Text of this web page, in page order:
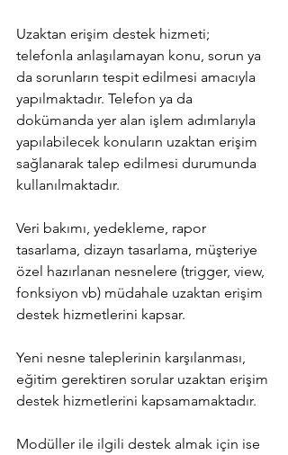
Uzaktan erişim destek hizmeti;
telefonla anlaşılamayan konu, sorun ya
da sorunların tespit edilmesi amacıyla
yapılmaktadır. Telefon ya da
dokümanda yer alan işlem adımlarıyla
yapılabilecek konuların uzaktan erişim
sağlanarak talep edilmesi durumunda
kullanılmaktadır.
Veri bakımı, yedekleme, rapor
tasarlama, dizayn tasarlama, müşteriye
özel hazırlanan nesnelere (trigger, view,
fonksiyon vb) müdahale uzaktan erişim
destek hizmetlerini kapsar.
Yeni nesne taleplerinin karşılanması,
eğitim gerektiren sorular uzaktan erişim
destek hizmetlerini kapsamamaktadır.
Modüller ile ilgili destek almak için ise